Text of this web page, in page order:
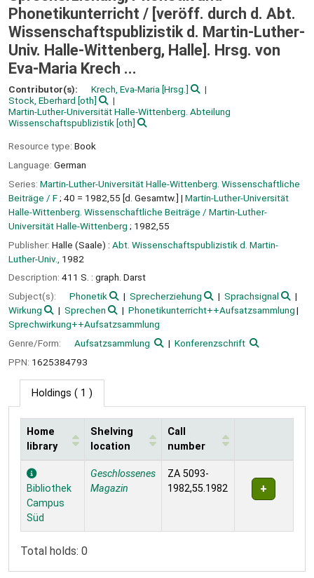
Phonetikunterricht / [veröff. durch d. Abt.
Wissenschaftspublizistik d. Martin-Luther-
Univ. Halle-Wittenberg, Halle]. Hrsg. von
Eva-Maria Krech ...
Contributor(s): Krech, Eva-Maria [Hrsg.]
Stock, Eberhard [oth]
Martin-Luther-Universität Halle-Wittenberg. Abteilung
Wissenschaftspublizistik [oth]
Resource type: Book
Language: German
Series: Martin-Luther-Universität Halle-Wittenberg. Wissenschaftliche
Beiträge / F; 40 = 1982,55 [d. Gesamtw.] | Martin-Luther-Universität
Halle-Wittenberg. Wissenschaftliche Beiträge / Martin-Luther-
Universität Halle-Wittenberg ; 1982,55
Publisher: Halle (Saale) : Abt. Wissenschaftspublizistik d. Martin-
Luther-Univ., 1982
Description: 411 S. : graph. Darst
Subject(s):
Phonetik Sprecherziehung
Sprachsignal
Wirkung
Sprechen
Phonetikunterricht++Aufsatzsammlung
Sprechwirkung++Aufsatzsammlung
Genre/Form:
Aufsatzsammlung
Konferenzschrift
PPN: 1625384793
Holdings ( 1 )
Holdings
Home
library
Shelving
location
Call
number
Bibliothek
Campus
Süd
Geschlossenes
Magazin
ZA 5093-
1982,55.1982
Total holds: 0